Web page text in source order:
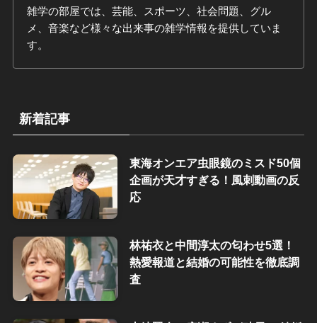
雑学の部屋では、芸能、スポーツ、社会問題、グル
メ、音楽など様々な出来事の雑学情報を提供していま
す。
新着記事
東海オンエア虫眼鏡のミスド50個
企画が天才すぎる！風刺動画の反
応
林祐衣と中間淳太の匂わせ5選！
熱愛報道と結婚の可能性を徹底調
査